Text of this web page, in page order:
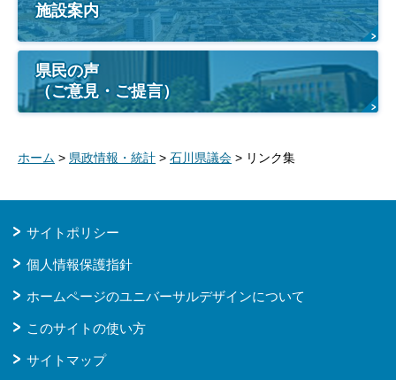
施設案内
県民の声
（ご意見・ご提言）
ホーム > 県政情報・統計 > 石川県議会 > リンク集
サイトポリシー
個人情報保護指針
ホームページのユニバーサルデザインについて
このサイトの使い方
サイトマップ